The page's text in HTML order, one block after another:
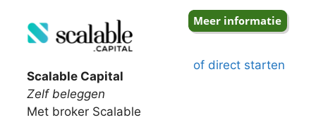
Scalable Capital
Zelf beleggen
Met broker Scalable
of direct starten